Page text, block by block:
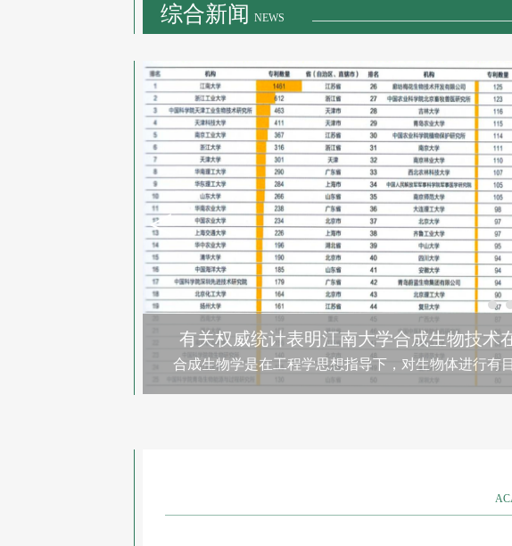
综合新闻 NEWS
江南大学生物工程学院第二届理事会第三
5月14日-15日，江南大学生物工程学院第二届理事会
<